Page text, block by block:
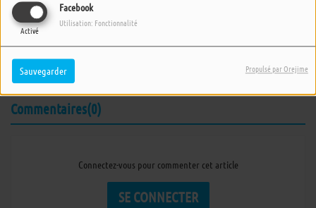
Facebook
Activé
Utilisation: Fonctionnalité
Sauvegarder Propulsé par Orejime
ÉCOUTER LE PODCAST
Emission du mardi 19 juillet 2022, consacrée à Claude
Nougaro.
Commentaires(0)
Connectez-vous pour commenter cet article
SE CONNECTER